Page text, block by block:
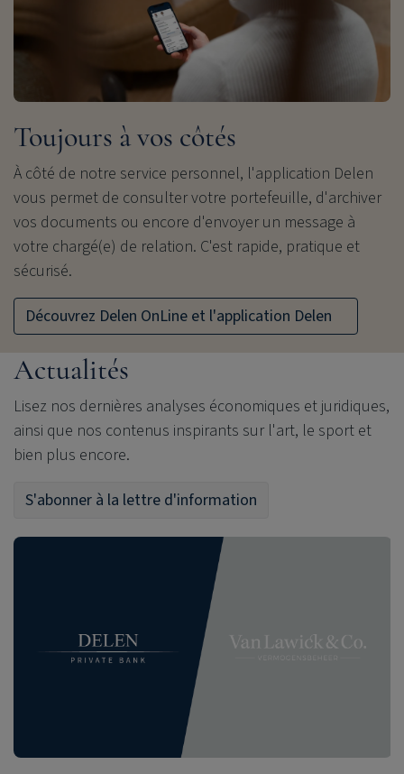
Toujours à vos côtés
À côté de notre service personnel, l'application Delen
vous permet de consulter votre portefeuille, d'archiver
vos documents ou encore d'envoyer un message à
votre chargé(e) de relation. C'est rapide, pratique et
sécurisé.
Découvrez Delen OnLine et l'application Delen
Actualités
Lisez nos dernières analyses économiques et juridiques,
ainsi que nos contenus inspirants sur l'art, le sport et
bien plus encore.
S'abonner à la lettre d'information